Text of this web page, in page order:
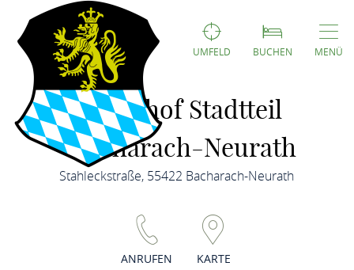
UMFELD BUCHEN MENÜ
Friedhof Stadtteil
Bacharach-Neurath
Stahleckstraße, 55422 Bacharach-Neurath
ANRUFEN KARTE